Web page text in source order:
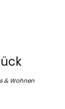
& Wohnen